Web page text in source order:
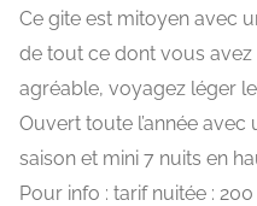
Ce gite est mitoyen avec
de tout ce dont vous
agréable, voyagez léger
Ouvert toute l’année
saison et mini 7 nuits en
Pour info : tarif nuitée :